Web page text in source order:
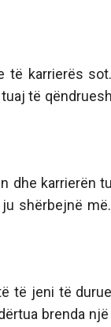
të karrierës
të
dhe karrierën
shërbejnë
të jeni të
brenda një